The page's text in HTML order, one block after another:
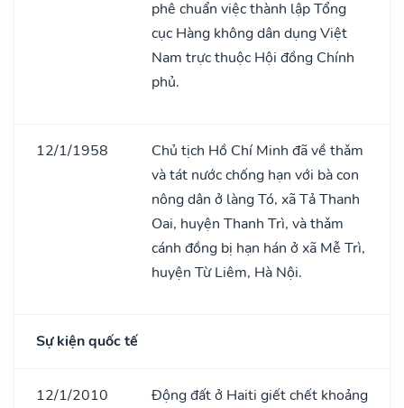
phê chuẩn việc thành lập Tổng
cục Hàng không dân dụng Việt
Nam trực thuộc Hội đồng Chính
phủ.
12/1/1958
Chủ tịch Hồ Chí Minh đã về thǎm
và tát nước chống hạn với bà con
nông dân ở làng Tó, xã Tả Thanh
Oai, huyện Thanh Trì, và thǎm
cánh đồng bị hạn hán ở xã Mễ Trì,
huyện Từ Liêm, Hà Nội.
Sự kiện quốc tế
12/1/2010
Động đất ở Haiti giết chết khoảng